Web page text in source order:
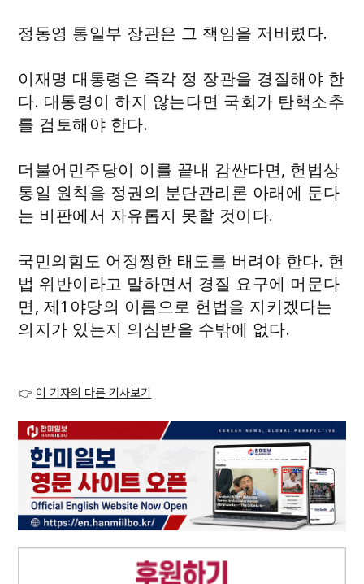
정동영 통일부 장관은 그 책임을 저버렸다.
이재명 대통령은 즉각 정 장관을 경질해야 한
다. 대통령이 하지 않는다면 국회가 탄핵소추
를 검토해야 한다.
더불어민주당이 이를 끝내 감싼다면, 헌법상
통일 원칙을 정권의 분단관리론 아래에 둔다
는 비판에서 자유롭지 못할 것이다.
국민의힘도 어정쩡한 태도를 버려야 한다. 헌
법 위반이라고 말하면서 경질 요구에 머문다
면, 제1야당의 이름으로 헌법을 지키겠다는
의지가 있는지 의심받을 수밖에 없다.
👉 이 기자의 다른 기사보기